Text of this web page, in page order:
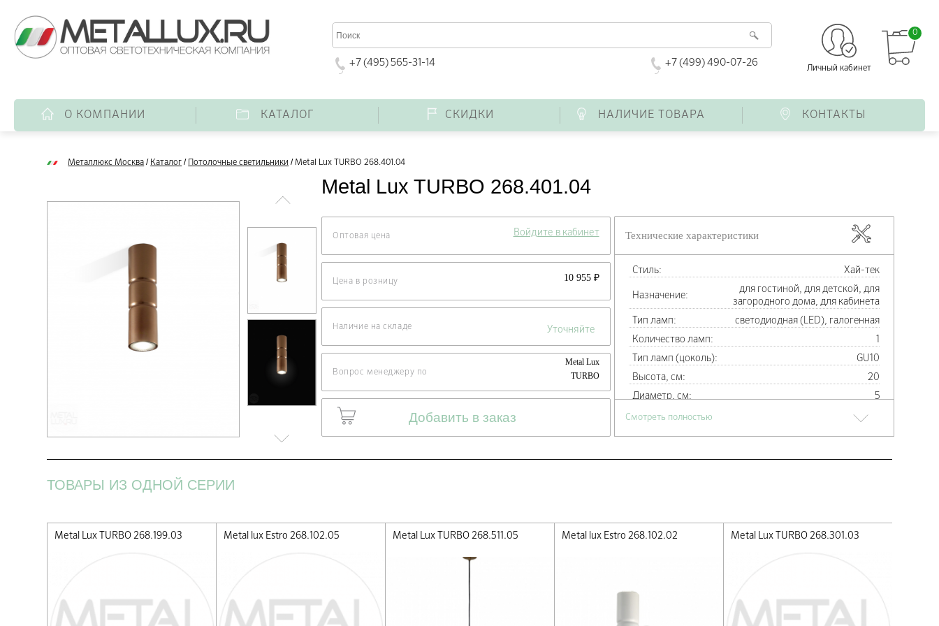
+7 (495) 565-31-14 +7 (499) 490-07-26
Личный кабинет
0
О КОМПАНИИ КАТАЛОГ СКИДКИ НАЛИЧИЕ ТОВАРА КОНТАКТЫ
Металлюкс Москва / Каталог / Потолочные светильники / Metal Lux TURBO 268.401.04
Metal Lux TURBO 268.401.04
Оптовая цена Войдите в кабинет
Цена в розницу 10 955 ₽
Наличие на складе Уточняйте
Вопрос менеджеру по
Metal Lux
TURBO
268.401.04
Добавить в заказ
Технические характеристики
Стиль: Хай-тек
Назначение:
для гостиной, для детской, для
загородного дома, для кабинета
Тип ламп:
светодиодная (LED), галогенная
Количество ламп:
Тип ламп (цоколь):
GU10
Высота, см:
20
Диаметр, см:
5
Материал арматуры:
Металл
Цвет арматуры:
Бронза
Свернуть
Смотреть полностью
ТОВАРЫ ИЗ ОДНОЙ СЕРИИ
Metal Lux TURBO 268.199.03 Metal lux Estro 268.102.05 Metal Lux TURBO 268.511.05 Metal lux Estro 268.102.02 Metal Lux TURBO 268.301.03